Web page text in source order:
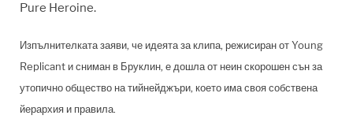
Pure Heroine.
Изпълнителката заяви, че идеята за клипа, режисиран от Young
Replicant и сниман в Бруклин, е дошла от неин скорошен сън за
утопично общество на тийнейджъри, което има своя собствена
йерархия и правила.